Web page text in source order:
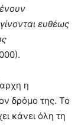
ευθέως
η
δρόμο της. Το
κάνει όλη τη